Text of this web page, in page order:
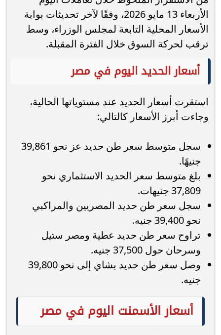
الأربعاء 13 مايو 2026، وفقًا لآخر تحديثات بوابة
الأسعار المحلية التابعة لمجلس الوزراء، وسط
ترقب لحركة السوق خلال الفترة المقبلة.
أسعار الحديد اليوم في مصر
استقرت أسعار الحديد عند مستوياتها الحالية،
وجاءت أبرز الأسعار كالتالي:
سجل متوسط سعر طن حديد عز نحو 39,861
جنيهًا.
بلغ متوسط سعر الحديد الاستثماري نحو
37,809 جنيهات.
سجل سعر طن حديد المصريين والمراكبي
نحو 39,400 جنيه.
تراوح سعر طن حديد عطية ومصر ستيل
وسرحان حول 37,500 جنيه.
وصل سعر طن حديد بشاي إلى نحو 39,800
جنيه.
أسعار الأسمنت اليوم في مصر